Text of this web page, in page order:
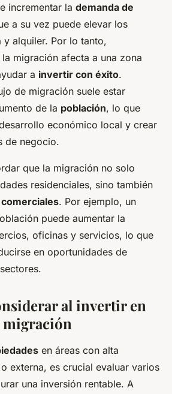
incrementar la demanda de
a su vez puede elevar los
alquiler. Por lo tanto,
migración afecta a una zona
a invertir con éxito.
de migración suele estar
de la población, lo que
económico local y crear
de negocio.
que la migración no solo
residenciales, sino también
. Por ejemplo, un
puede aumentar la
oficinas y servicios, lo que
en oportunidades de
al invertir en
migración
en áreas con alta
o externa, es crucial evaluar varios
una inversión rentable. A